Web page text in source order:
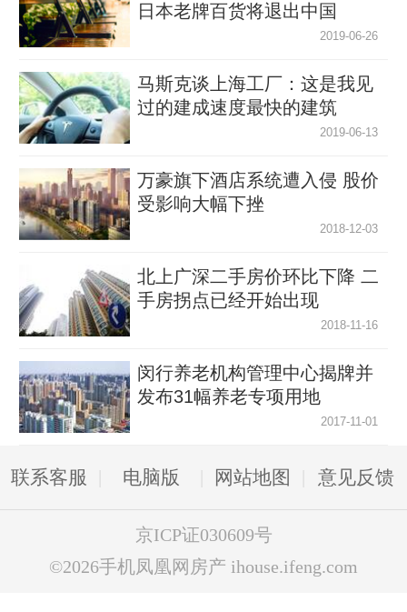
日本老牌百货将退出中国
2019-06-26
马斯克谈上海工厂：这是我见
过的建成速度最快的建筑
2019-06-13
万豪旗下酒店系统遭入侵 股价
受影响大幅下挫
2018-12-03
北上广深二手房价环比下降 二
手房拐点已经开始出现
2018-11-16
闵行养老机构管理中心揭牌并
发布31幅养老专项用地
2017-11-01
联系客服 电脑版 网站地图 意见反馈
京ICP证030609号
©2026手机凤凰网房产 ihouse.ifeng.com